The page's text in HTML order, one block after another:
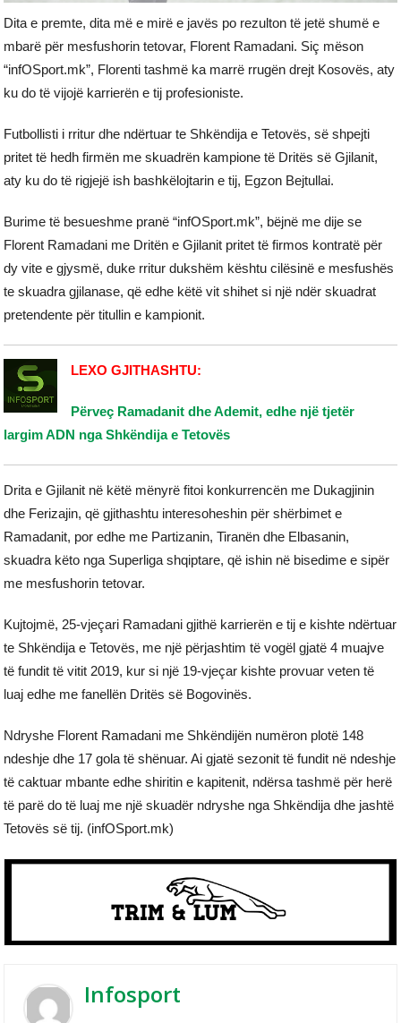
Dita e premte, dita më e mirë e javës po rezulton të jetë shumë e
mbarë për mesfushorin tetovar, Florent Ramadani. Siç mëson
“infOSport.mk”, Florenti tashmë ka marrë rrugën drejt Kosovës, aty
ku do të vijojë karrierën e tij profesioniste.
Futbollisti i rritur dhe ndërtuar te Shkëndija e Tetovës, së shpejti
pritet të hedh firmën me skuadrën kampione të Dritës së Gjilanit,
aty ku do të rigjejë ish bashkëlojtarin e tij, Egzon Bejtullai.
Burime të besueshme pranë “infOSport.mk”, bëjnë me dije se
Florent Ramadani me Dritën e Gjilanit pritet të firmos kontratë për
dy vite e gjysmë, duke rritur dukshëm kështu cilësinë e mesfushës
te skuadra gjilanase, që edhe këtë vit shihet si një ndër skuadrat
pretendente për titullin e kampionit.
LEXO GJITHASHTU:
Përveç Ramadanit dhe Ademit, edhe një tjetër
largim ADN nga Shkëndija e Tetovës
Drita e Gjilanit në këtë mënyrë fitoi konkurrencën me Dukagjinin
dhe Ferizajin, që gjithashtu interesoheshin për shërbimet e
Ramadanit, por edhe me Partizanin, Tiranën dhe Elbasanin,
skuadra këto nga Superliga shqiptare, që ishin në bisedime e sipër
me mesfushorin tetovar.
Kujtojmë, 25-vjeçari Ramadani gjithë karrierën e tij e kishte ndërtuar
te Shkëndija e Tetovës, me një përjashtim të vogël gjatë 4 muajve
të fundit të vitit 2019, kur si një 19-vjeçar kishte provuar veten të
luaj edhe me fanellën Dritës së Bogovinës.
Ndryshe Florent Ramadani me Shkëndijën numëron plotë 148
ndeshje dhe 17 gola të shënuar. Ai gjatë sezonit të fundit në ndeshje
të caktuar mbante edhe shiritin e kapitenit, ndërsa tashmë për herë
të parë do të luaj me një skuadër ndryshe nga Shkëndija dhe jashtë
Tetovës së tij. (infOSport.mk)
Infosport